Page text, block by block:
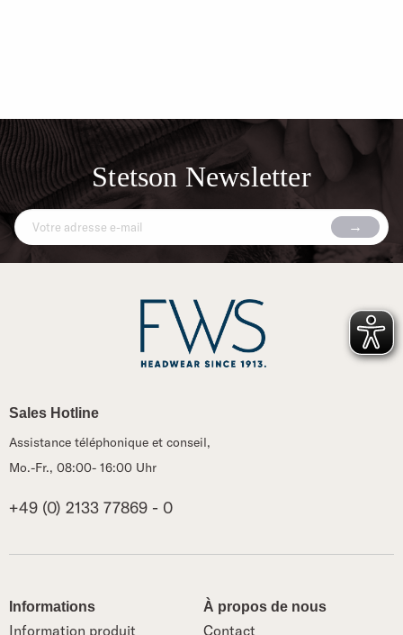
Stetson Newsletter
Informations
Information produit
À propos de nous
Contact
Sales Hotline
Assistance téléphonique et conseil,
Mo.-Fr., 08:00- 16:00 Uhr
+49 (0) 2133 77869 - 0